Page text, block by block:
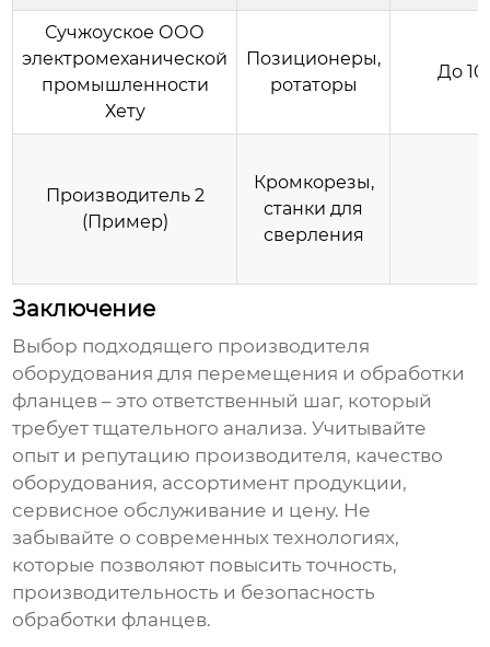
Сучжоуское ООО
электромеханической
промышленности
Хету
Позиционеры,
ротаторы
До
Производитель 2
(Пример)
Кромкорезы,
станки для
сверления
Заключение
Выбор подходящего производителя
оборудования для перемещения и обработки
фланцев – это ответственный шаг, который
требует тщательного анализа. Учитывайте
опыт и репутацию производителя, качество
оборудования, ассортимент продукции,
сервисное обслуживание и цену. Не
забывайте о современных технологиях,
которые позволяют повысить точность,
производительность и безопасность
обработки фланцев.